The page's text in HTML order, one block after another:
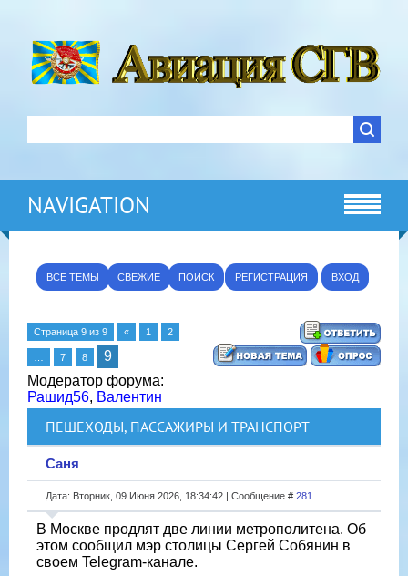
NAVIGATION
ВСЕ ТЕМЫ СВЕЖИЕ ПОИСК РЕГИСТРАЦИЯ ВХОД
Страница 9 из 9 « 1 2
7 8
9
Модератор форума:
Рашид56, Валентин
ПЕШЕХОДЫ, ПАССАЖИРЫ И ТРАНСПОРТ
Саня
Дата: Вторник, 09 Июня 2026, 18:34:42 | Сообщение # 281
В Москве продлят две линии метрополитена. Об
этом сообщил мэр столицы Сергей Собянин в
своем Telegram-канале.